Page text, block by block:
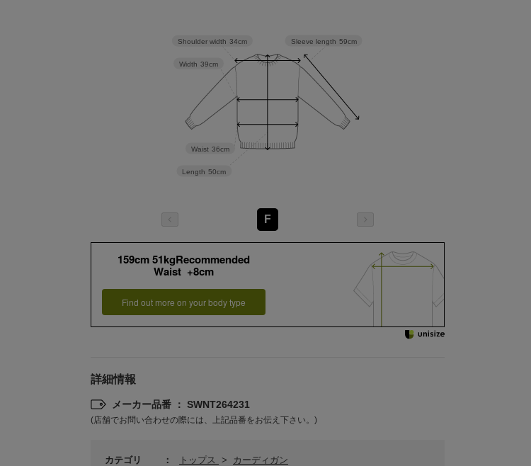
Sleeve length 59cm
Length 50cm
Waist 36cm
Width 39cm
Shoulder width 34cm
F
159cm 51kgRecommended
Waist +8cm
Find out more on your body type
詳細情報
メーカー品番 ： SWNT264231
(店舗でお問い合わせの際には、上記品番をお伝え下さい。)
カテゴリ トップス >
カーディガン